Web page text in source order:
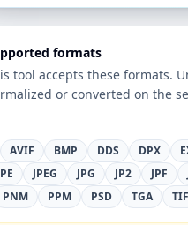
formats
tool accepts these formats.
or converted on the
AVIF BMP DDS DPX
JPEG JPG JP2 JPF
PNM PPM PSD TGA TIF